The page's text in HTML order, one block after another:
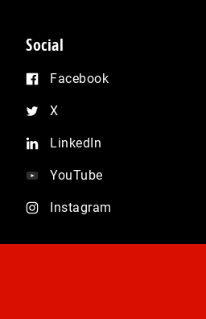
Social
Facebook
X
LinkedIn
YouTube
Instagram